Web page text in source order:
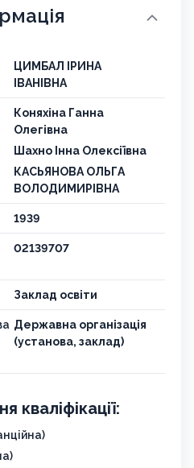
ЦИМБАЛ ІРИНА
ІВАНІВНА
Коняхіна Ганна
Олегівна
Шахно Інна Олексіївна
КАСЬЯНОВА ОЛЬГА
ВОЛОДИМИРІВНА
1939
02139707
Заклад освіти
Державна організація
(установа, заклад)
кваліфікації: